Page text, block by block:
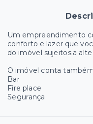
Um empreendimento
conforto e lazer que
do imóvel sujeitos a
O imóvel conta
Bar
Fire place
Segurança